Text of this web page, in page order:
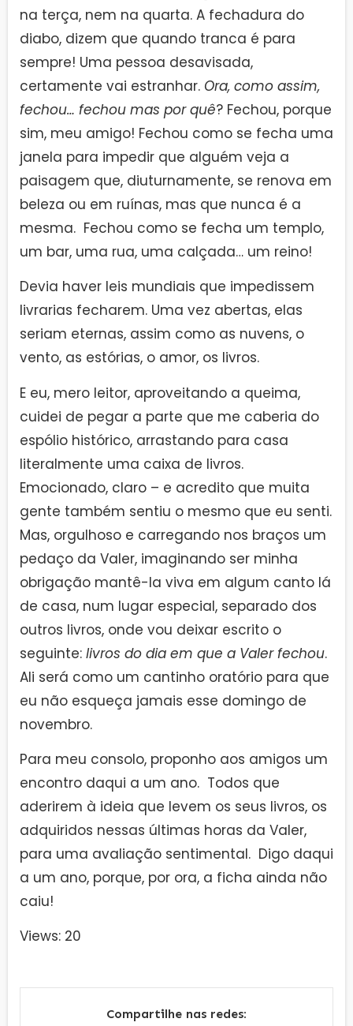
na terça, nem na quarta. A fechadura do
diabo, dizem que quando tranca é para
sempre! Uma pessoa desavisada,
certamente vai estranhar. Ora, como assim,
fechou… fechou mas por quê? Fechou, porque
sim, meu amigo! Fechou como se fecha uma
janela para impedir que alguém veja a
paisagem que, diuturnamente, se renova em
beleza ou em ruínas, mas que nunca é a
mesma. Fechou como se fecha um templo,
um bar, uma rua, uma calçada… um reino!
Devia haver leis mundiais que impedissem
livrarias fecharem. Uma vez abertas, elas
seriam eternas, assim como as nuvens, o
vento, as estórias, o amor, os livros.
E eu, mero leitor, aproveitando a queima,
cuidei de pegar a parte que me caberia do
espólio histórico, arrastando para casa
literalmente uma caixa de livros.
Emocionado, claro – e acredito que muita
gente também sentiu o mesmo que eu senti.
Mas, orgulhoso e carregando nos braços um
pedaço da Valer, imaginando ser minha
obrigação mantê-la viva em algum canto lá
de casa, num lugar especial, separado dos
outros livros, onde vou deixar escrito o
seguinte: livros do dia em que a Valer fechou.
Ali será como um cantinho oratório para que
eu não esqueça jamais esse domingo de
novembro.
Para meu consolo, proponho aos amigos um
encontro daqui a um ano. Todos que
aderirem à ideia que levem os seus livros, os
adquiridos nessas últimas horas da Valer,
para uma avaliação sentimental. Digo daqui
a um ano, porque, por ora, a ficha ainda não
caiu!
Views: 20
Compartilhe nas redes: